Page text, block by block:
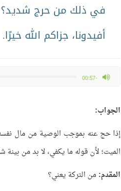
في ذلك من حرج شديد؟
أفيدونا، جزاكم الله خيرًا.
-00:57
max volume
الجواب:
إذا حج عنه بموجب الوصية من مال
الميت؛ لأن قوله ما يكفي، لا بد من
المقدم: من التركة يعني؟